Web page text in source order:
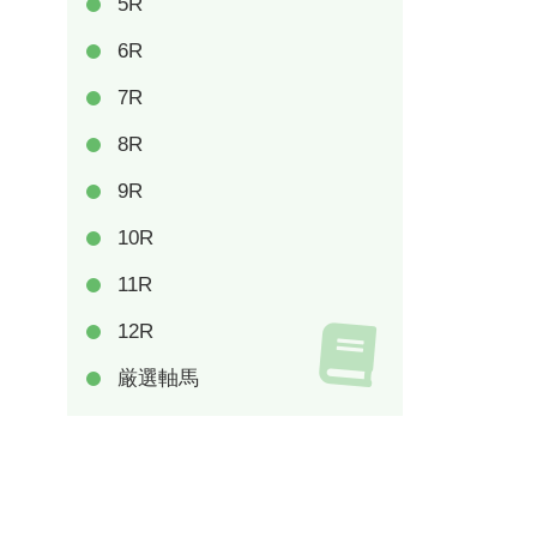
6R
7R
8R
9R
10R
11R
12R
厳選軸馬